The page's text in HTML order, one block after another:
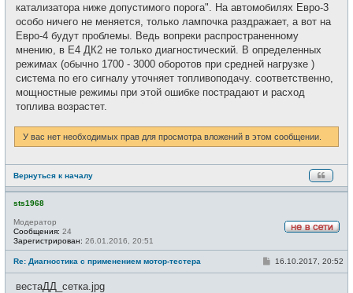
катализатора ниже допустимого порога". На автомобилях Евро-3
особо ничего не меняется, только лампочка раздражает, а вот на
Евро-4 будут проблемы. Ведь вопреки распространенному
мнению, в Е4 ДК2 не только диагностический. В определенных
режимах (обычно 1700 - 3000 оборотов при средней нагрузке )
система по его сигналу уточняет топливоподачу. соответственно,
мощностные режимы при этой ошибке пострадают и расход
топлива возрастет.
У вас нет необходимых прав для просмотра вложений в этом сообщении.
Вернуться к началу
sts1968
с
е
Модератор
Сообщения: 24
Зарегистрирован: 26.01.2016, 20:51
Re: Диагностика с применением мотор-тестера
С16.10.2017, 20:52
вестаДД_сетка.jpg